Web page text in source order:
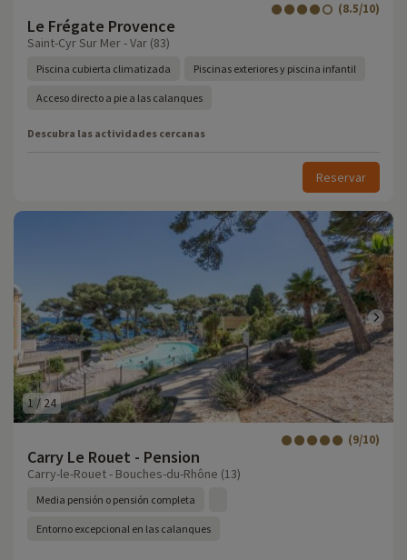
Le Frégate Provence
(8.5/10)
Saint-Cyr Sur Mer - Var (83)
Piscina cubierta climatizada Piscinas exteriores y piscina infantil
Acceso directo a pie a las calanques
Descubra las actividades cercanas
Reservar
1/ 24
Carry Le Rouet - Pension
(9/10)
Carry-le-Rouet - Bouches-du-Rhône (13)
Media pensión o pensión completa
Entorno excepcional en las calanques